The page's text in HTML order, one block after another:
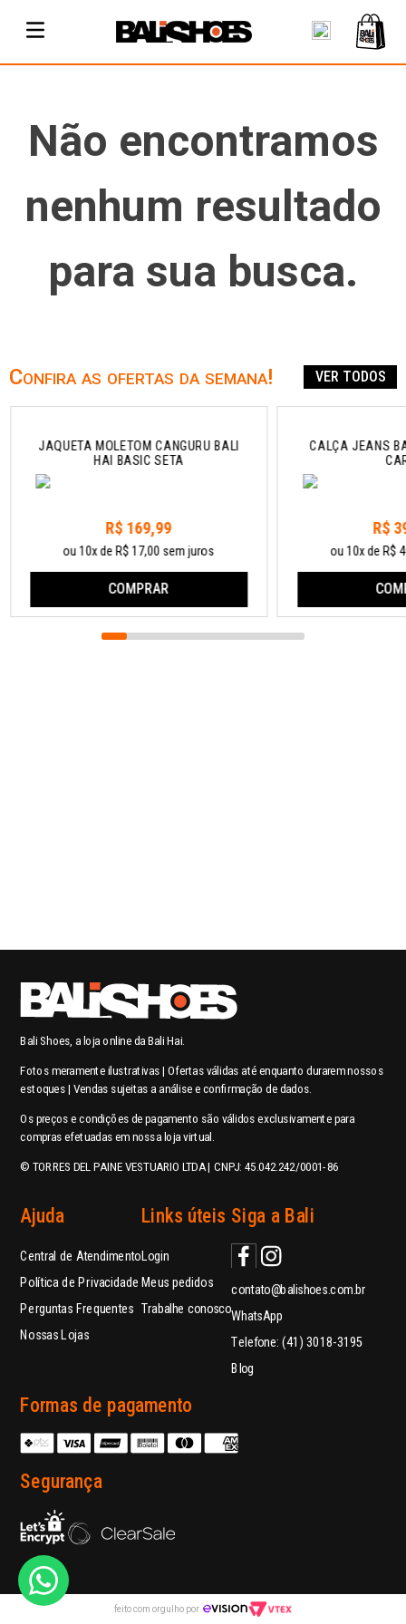
Não encontramos
nenhum resultado
para sua busca.
Confira as ofertas da semana! VER TODOS
JAQUETA MOLETOM CANGURU BALI
HAI BASIC SETA
R$ 169,99
ou 10x de R$ 17,00 sem juros
COMPRAR
CALÇA JEANS
R$
ou 10x de R$
Bali Shoes, a loja online da Bali Hai.
Fotos meramente ilustrativas | Ofertas válidas até enquanto durarem nossos
estoques | Vendas sujeitas a análise e confirmação de dados.
Os preços e condições de pagamento são válidos exclusivamente para
compras efetuadas em nossa loja virtual.
© TORRES DEL PAINE VESTUARIO LTDA | CNPJ: 45.042.242/0001-86
Ajuda
Central de Atendimento
Política de Privacidade
Perguntas Frequentes
Nossas Lojas
Links úteis
Login
Meus pedidos
Trabalhe conosco
Siga a Bali
contato@balishoes.com.br
WhatsApp
Telefone: (41) 3018-3195
Blog
Formas de pagamento
Segurança
feito com orgulho por